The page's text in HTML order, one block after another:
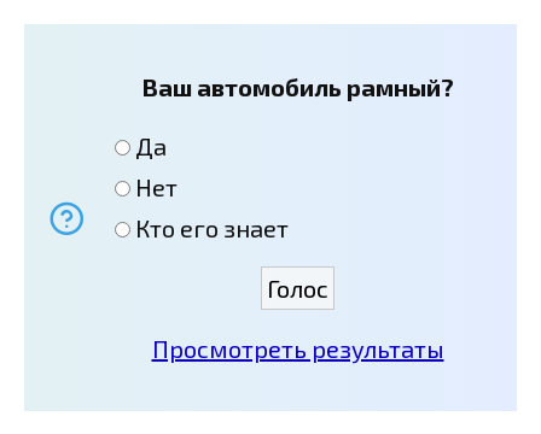
Ваш автомобиль рамный?
Да
Нет
Кто его знает
Просмотреть результаты